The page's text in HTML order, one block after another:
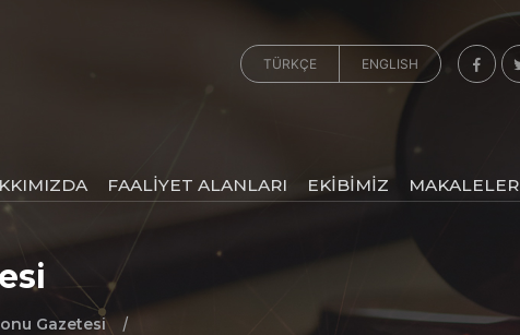
TÜRKÇE ENGLISH
FAALİYET ALANLARI EKİBİMİZ MAKALELER
Gazetesi /